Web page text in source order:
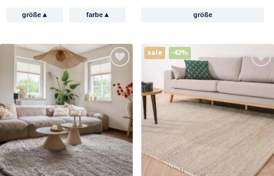
größe▴ farbe ▴ größe
sale -42%